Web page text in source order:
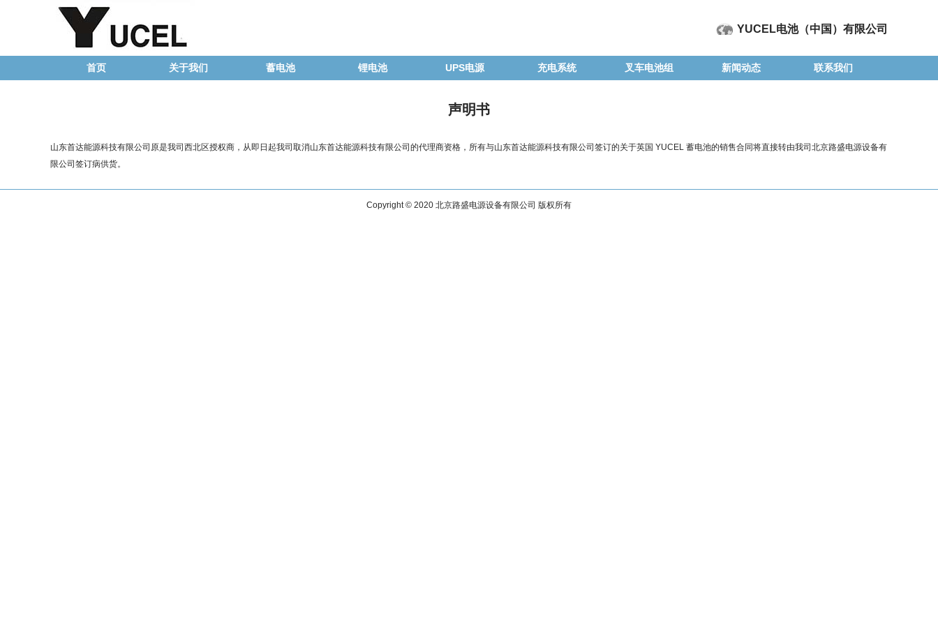
YUCEL电池（中国）有限公司
首页 关于我们 蓄电池 锂电池 UPS电源 充电系统 叉车电池组 新闻动态 联系我们
声明书
山东首达能源科技有限公司原是我司西北区授权商，从即日起我司取消山东首达能源科技有限公司的代理商资格，所有与山东首达能源科技有限公司签订的关于英国 YUCEL 蓄电池的销售合同将直接转由我司北京路盛电源设备有
限公司签订病供货。
Copyright © 2020 北京路盛电源设备有限公司 版权所有